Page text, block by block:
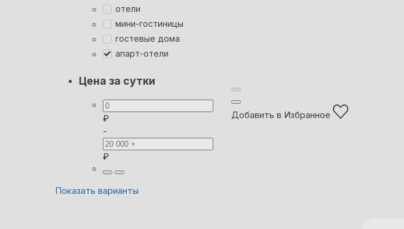
отели
мини-гостиницы
гостевые дома
апарт-отели
Цена за сутки
₽
-
₽
Показать варианты
Добавить в Избранное